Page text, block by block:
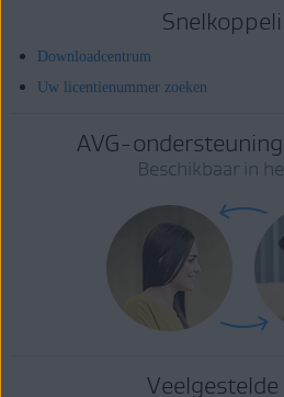
Downloadcentrum
Uw licentienummer zoeken
AVG-
Beschikbaar in